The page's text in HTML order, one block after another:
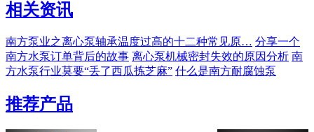
相关资讯
南方泵业之离心泵轴承温度过高的十二种常见原… 分享一个
南方水泵订单背后的故事 离心泵机械密封失效的原因分析 南
方水泵行业莫要“丢了西瓜拣芝麻” 什么是南方耐腐蚀泵
推荐产品